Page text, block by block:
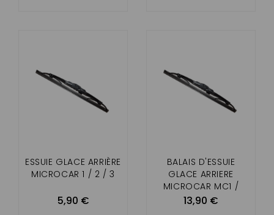
ESSUIE GLACE ARRIÈRE
MICROCAR 1 / 2 / 3
5,90 €
BALAIS D'ESSUIE
GLACE ARRIERE
MICROCAR MC1 /
MC2
13,90 €